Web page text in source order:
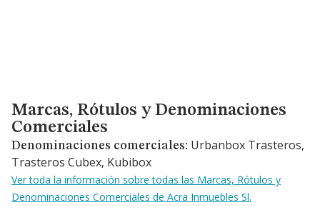
Marcas, Rótulos y Denominaciones Comerciales
Marcas, Rótulos y Denominaciones
Comerciales
Denominaciones comerciales: Urbanbox Trasteros,
Trasteros Cubex, Kubibox
Ver toda la información sobre todas las Marcas, Rótulos y
Denominaciones Comerciales de Acra Inmuebles Sl.